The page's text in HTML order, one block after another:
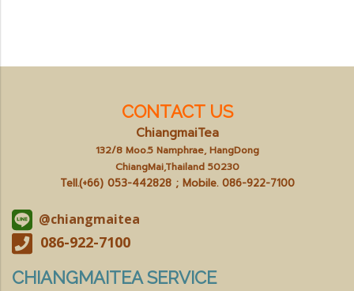
CONTACT US
ChiangmaiTea
132/8 Moo.5 Namphrae, HangDong
ChiangMai,Thailand 50230
Tell.(+66) 053-442828 ; Mobile. 086-922-7100
@chiangmaitea
086-922-7100
CHIANGMAITEA SERVICE